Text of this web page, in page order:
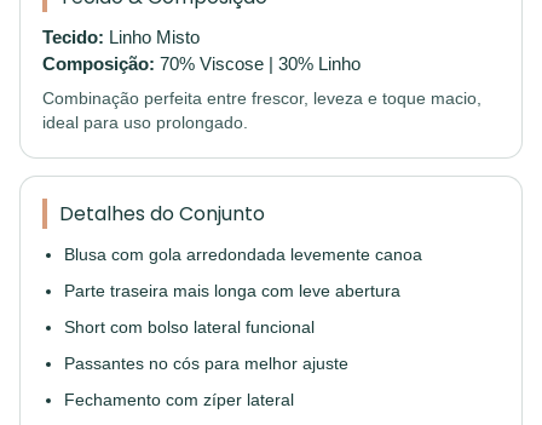
Tecido: Linho Misto
Composição: 70% Viscose | 30% Linho
Combinação perfeita entre frescor, leveza e toque macio,
ideal para uso prolongado.
Detalhes do Conjunto
Blusa com gola arredondada levemente canoa
Parte traseira mais longa com leve abertura
Short com bolso lateral funcional
Passantes no cós para melhor ajuste
Fechamento com zíper lateral